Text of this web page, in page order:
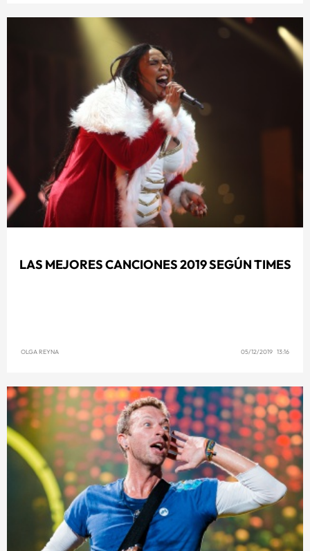
LAS MEJORES CANCIONES 2019 SEGÚN TIMES
OLGA REYNA 05/12/2019 13:16